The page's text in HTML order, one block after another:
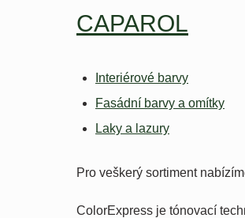
CAPAROL
Interiérové barvy
Fasádní barvy a omítky
Laky a lazury
Pro veškerý sortiment
ColorExpress je tónovací